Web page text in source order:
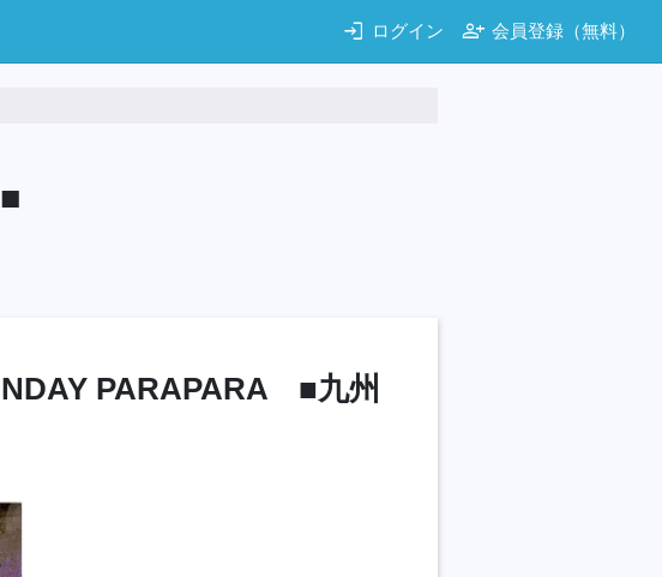
login ログイン person_add 会員登録（無料）
PARAPARA ■九州